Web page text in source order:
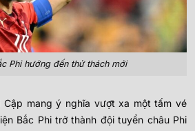
Phi hướng đến thử thách mới
Cập mang ý nghĩa vượt xa một tấm vé
Bắc Phi trở thành đội tuyển châu Phi